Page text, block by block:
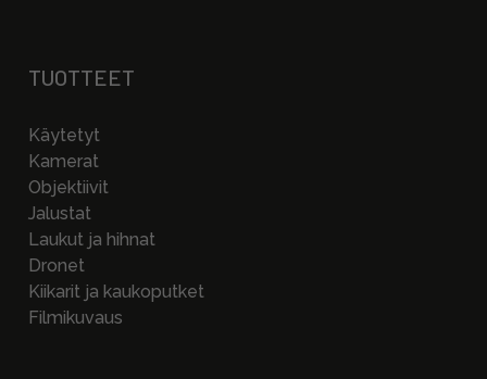
TUOTTEET
Käytetyt
Kamerat
Objektiivit
Jalustat
Laukut ja hihnat
Dronet
Kiikarit ja kaukoputket
Filmikuvaus